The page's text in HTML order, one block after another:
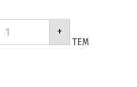
+
ΤΕΜ